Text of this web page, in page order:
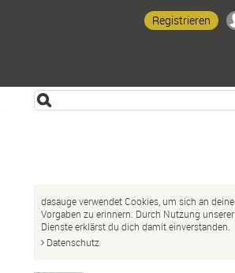
Registrieren
dasauge verwendet Cookies, um sich an deine
Vorgaben zu erinnern. Durch Nutzung unserer
Dienste erklärst du dich damit einverstanden.
Datenschutz